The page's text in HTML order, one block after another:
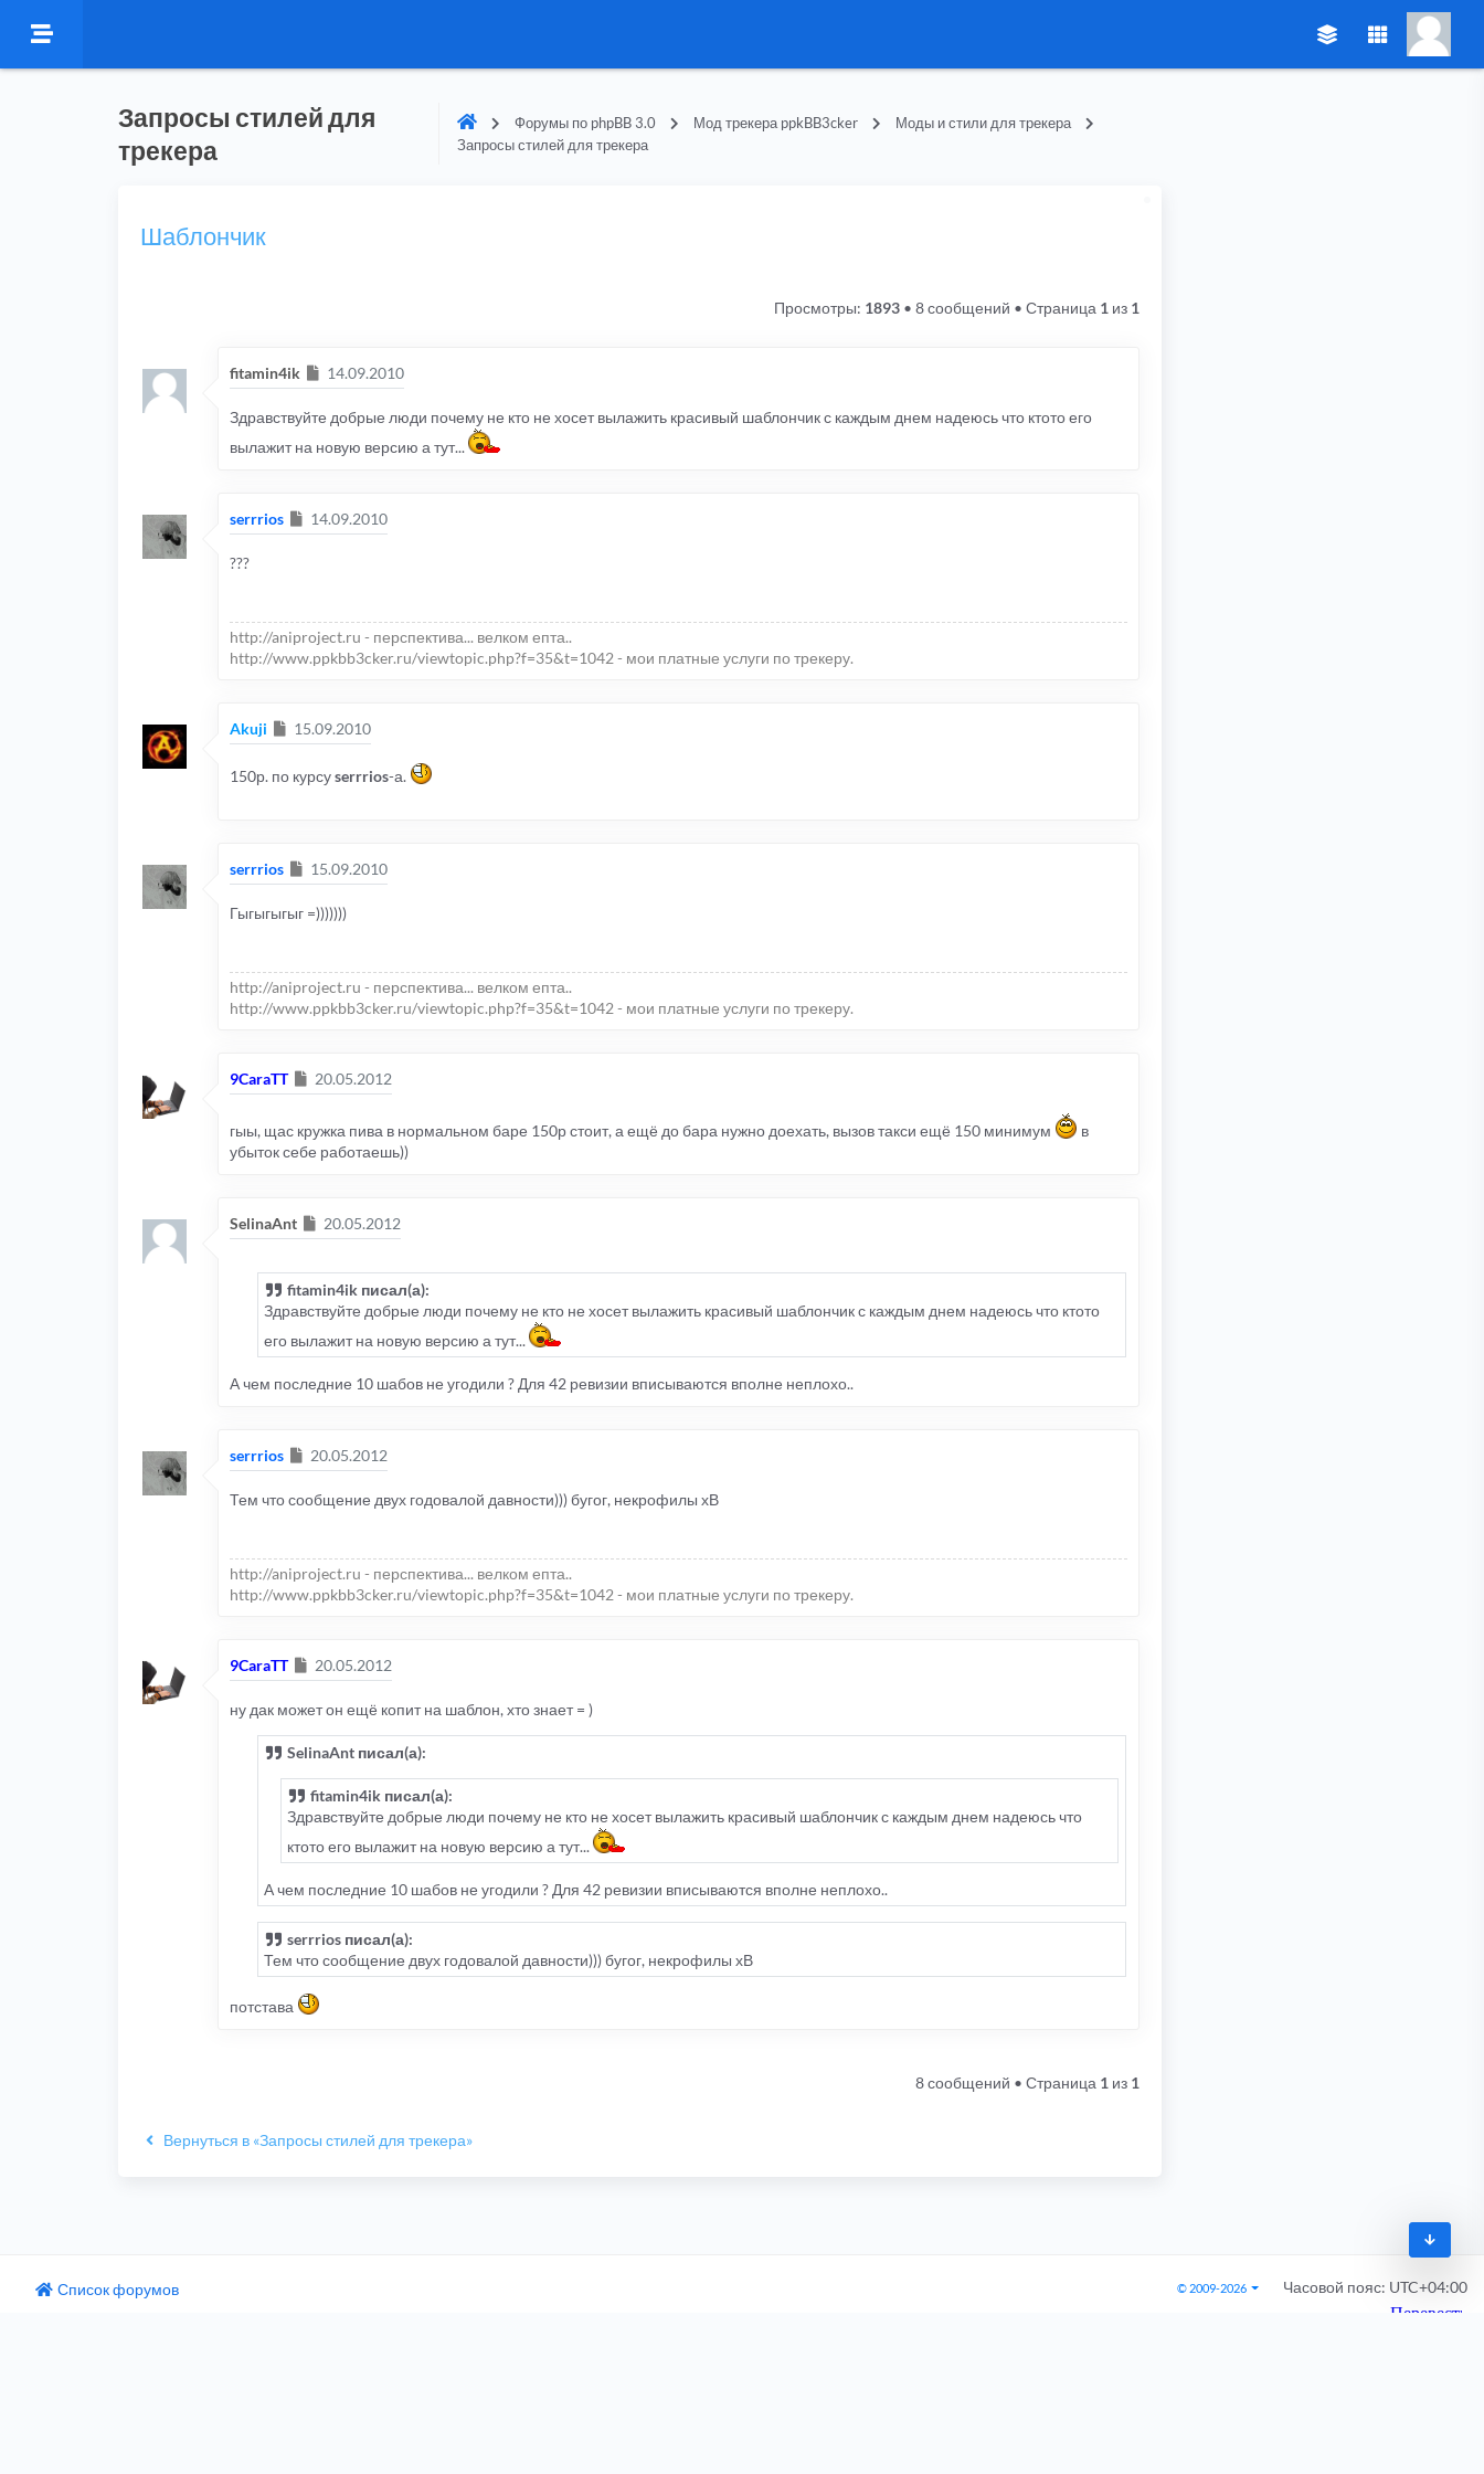
Запросы стилей для
трекера
Форумы по phpBB 3.0 Мод трекера ppkBB3cker
Моды и стили для трекера
Запросы стилей для трекера
Шаблончик
8 сообщений • Страница 1 из 1
Просмотры: 1893 •
fitamin4ik Сообщение
14.09.2010
Здравствуйте добрые люди почему не кто не хосет вылажить красивый шаблончик с каждым днем надеюсь что ктото его
вылажит на новую версию а тут...
serrrios Сообщение
14.09.2010
???
http://aniproject.ru - перспектива... велком епта..
http://www.ppkbb3cker.ru/viewtopic.php?f=35&t=1042 - мои платные услуги по трекеру.
Akuji Сообщение
15.09.2010
150р. по курсуserrrios-а.
serrrios Сообщение
15.09.2010
Гыгыгыгыг =)))))))
http://aniproject.ru - перспектива... велком епта..
http://www.ppkbb3cker.ru/viewtopic.php?f=35&t=1042 - мои платные услуги по трекеру.
9CaraTT Сообщение
20.05.2012
гыы, щас кружка пива в нормальном баре 150р стоит, а ещё до бара нужно доехать, вызов такси ещё 150 минимум
в
убыток себе работаешь))
SelinaAnt Сообщение
20.05.2012
fitamin4ik писал(а):
Здравствуйте добрые люди почему не кто не хосет вылажить красивый шаблончик с каждым днем надеюсь что ктото
его вылажит на новую версию а тут...
А чем последние 10 шабов не угодили ? Для 42 ревизии вписываются вполне неплохо..
serrrios Сообщение
20.05.2012
Тем что сообщение двух годовалой давности))) бугог, некрофилы хВ
http://aniproject.ru - перспектива... велком епта..
http://www.ppkbb3cker.ru/viewtopic.php?f=35&t=1042 - мои платные услуги по трекеру.
9CaraTT Сообщение
20.05.2012
ну дак может он ещё копит на шаблон, хто знает = )
SelinaAnt писал(а):
fitamin4ik писал(а):
Здравствуйте добрые люди почему не кто не хосет вылажить красивый шаблончик с каждым днем надеюсь что
ктото его вылажит на новую версию а тут...
А чем последние 10 шабов не угодили ? Для 42 ревизии вписываются вполне неплохо..
serrrios писал(а):
Тем что сообщение двух годовалой давности))) бугог, некрофилы хВ
потстава
8 сообщений • Страница 1 из 1
Вернуться в «Запросы стилей для трекера»
Список форумов © 2009-2026 Часовой пояс: UTC+04:00